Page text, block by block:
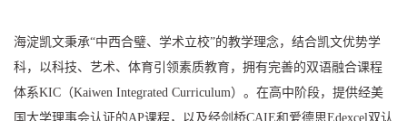
海淀凯文秉承“中西合璧、学术立校”的教学理念，结合凯文优势学
科，以科技、艺术、体育引领素质教育，拥有完善的双语融合课程
体系KIC（Kaiwen Integrated Curriculum）。在高中阶段，提供经美
国大学理事会认证的AP课程，以及经剑桥CAIE和爱德思Edexcel双认